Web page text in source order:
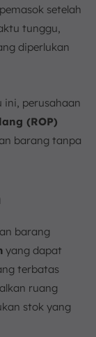
setelah
tunggu,
diperlukan
perusahaan
(ROP)
barang tanpa
barang
yang dapat
terbatas
ruang
stok yang